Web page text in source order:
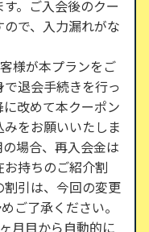
。ご入会後のクー
で、入力漏れがな
様が本プランをご
退会手続きを行っ
改めて本クーポン
をお願いいたしま
場合、再入会金は
持ちのご紹介割
引は、今回の変更
ご了承ください。
月目から自動的に